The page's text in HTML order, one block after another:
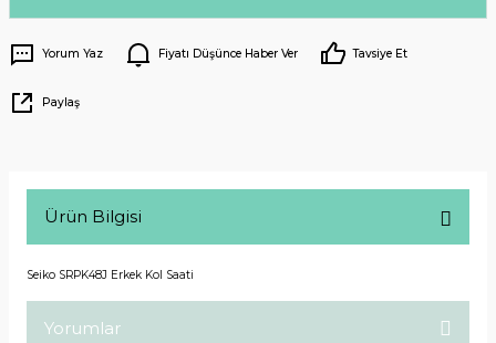
Yorum Yaz Fiyatı Düşünce Haber Ver Tavsiye Et
Paylaş
Ürün Bilgisi
Seiko SRPK48J Erkek Kol Saati
Yorumlar